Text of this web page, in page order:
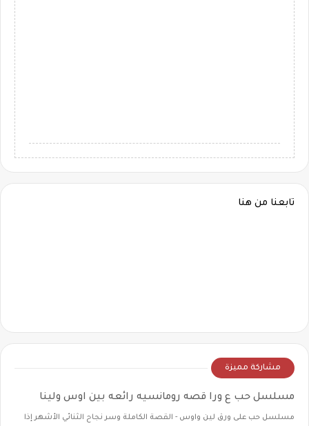
تابعنا من هنا
مشاركة مميزة
مسلسل حب ع ورا قصه رومانسيه رائعه بين اوس ولينا
مسلسل حب على ورق لين واوس - القصة الكاملة وسر نجاح الثنائي الأشهر إذا